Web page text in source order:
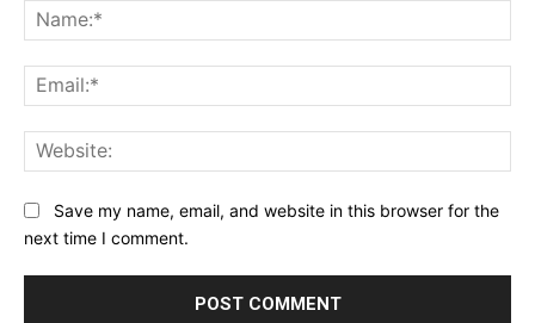
Save my name, email, and website in this browser for the
next time I comment.